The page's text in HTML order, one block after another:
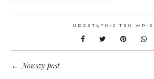
UDOSTĘPNIJ TEN
←Nowszy post